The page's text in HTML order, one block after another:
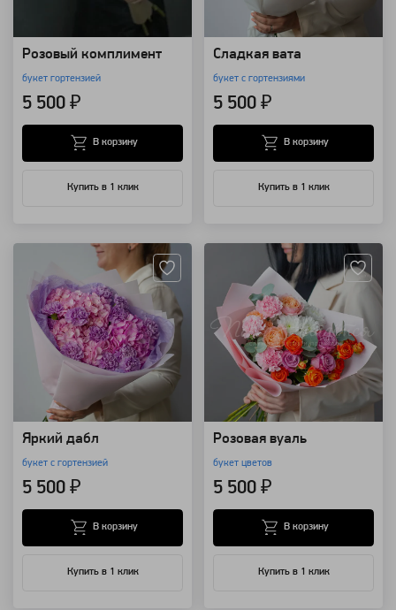
Розовый комплимент
букет гортензией
5 500 ₽
Купить в 1 клик
В корзину
Сладкая вата
букет с гортензиями
5 500 ₽
Купить в 1 клик
В корзину
Яркий дабл
букет с гортензией
5 500 ₽
Купить в 1 клик
В корзину
Розовая вуаль
букет цветов
5 500 ₽
Купить в 1 клик
В корзину